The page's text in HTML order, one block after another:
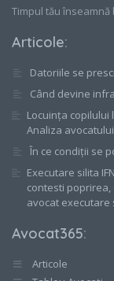
Timpul tău înseamnă
Articole:
Datoriile se
Când devine
Locuința copilului
Analiza
În ce condiții se
Executare silita
contesti poprirea,
avocat executare
Avocat365:
Articole